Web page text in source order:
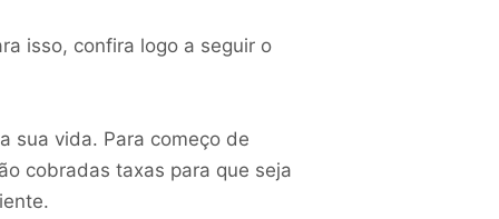
isso, confira logo a seguir o
sua vida. Para começo de
cobradas taxas para que seja